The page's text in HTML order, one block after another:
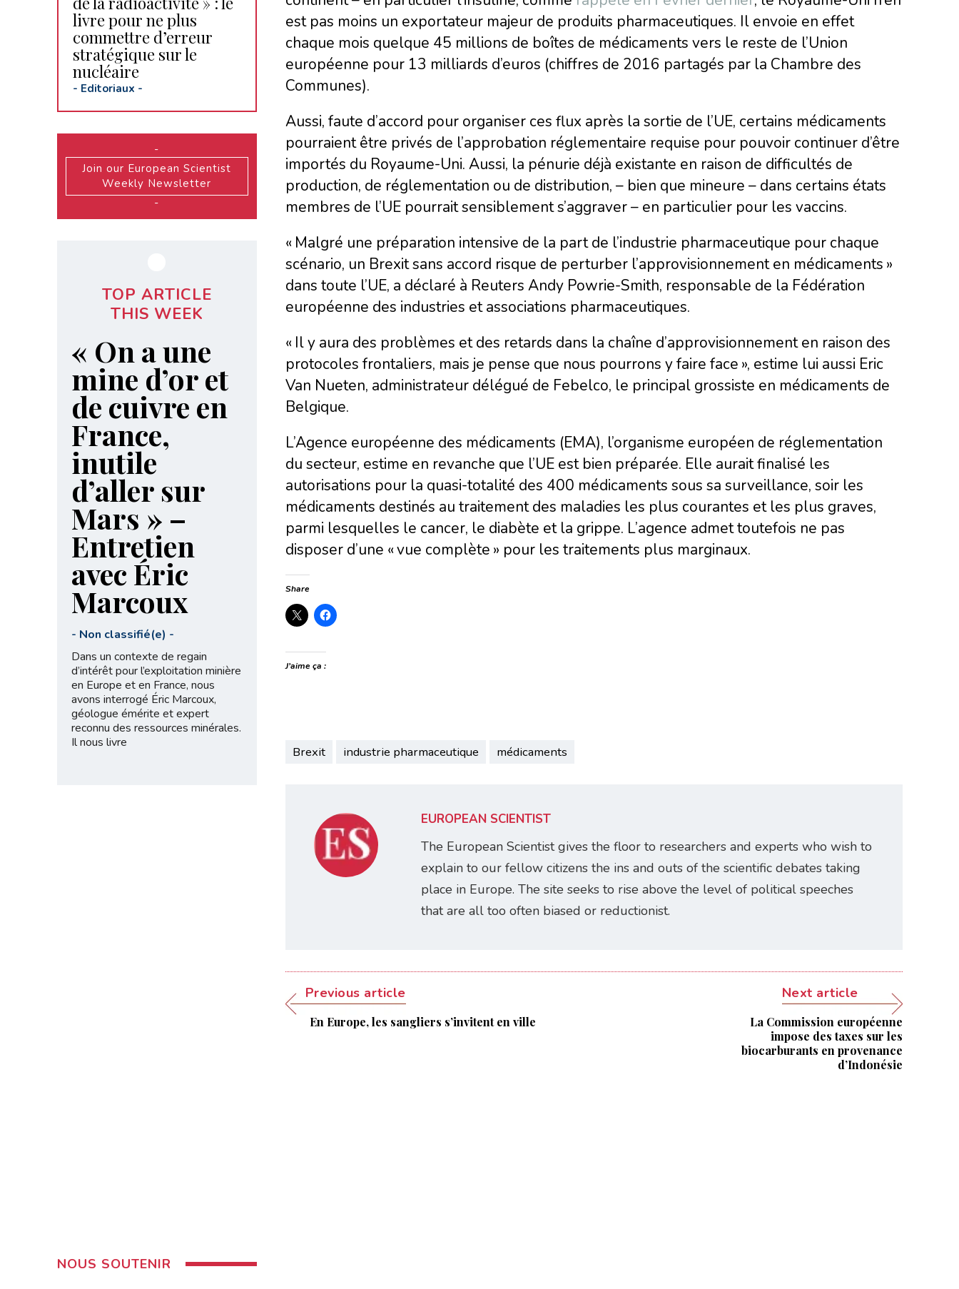
est pas moins un exportateur majeur de produits pharmaceutiques. Il envoie en effet
chaque mois quelque 45 millions de boîtes de médicaments vers le reste de l’Union
européenne pour 13 milliards d’euros (chiffres de 2016 partagés par la Chambre des
Communes).
Aussi, faute d’accord pour organiser ces flux après la sortie de l’UE, certains médicaments
pourraient être privés de l’approbation réglementaire requise pour pouvoir continuer d’être
importés du Royaume-Uni. Aussi, la pénurie déjà existante en raison de difficultés de
production, de réglementation ou de distribution, – bien que mineure – dans certains états
membres de l’UE pourrait sensiblement s’aggraver – en particulier pour les vaccins.
« Malgré une préparation intensive de la part de l’industrie pharmaceutique pour chaque
scénario, un Brexit sans accord risque de perturber l’approvisionnement en médicaments »
dans toute l’UE, a déclaré à Reuters Andy Powrie-Smith, responsable de la Fédération
européenne des industries et associations pharmaceutiques.
« Il y aura des problèmes et des retards dans la chaîne d’approvisionnement en raison des
protocoles frontaliers, mais je pense que nous pourrons y faire face », estime lui aussi Eric
Van Nueten, administrateur délégué de Febelco, le principal grossiste en médicaments de
Belgique.
L’Agence européenne des médicaments (EMA), l’organisme européen de réglementation
du secteur, estime en revanche que l’UE est bien préparée. Elle aurait finalisé les
autorisations pour la quasi-totalité des 400 médicaments sous sa surveillance, soir les
médicaments destinés au traitement des maladies les plus courantes et les plus graves,
parmi lesquelles le cancer, le diabète et la grippe. L’agence admet toutefois ne pas
disposer d’une « vue complète » pour les traitements plus marginaux.
Share
J’aime ça :
Brexit industrie pharmaceutique médicaments
EUROPEAN SCIENTIST
The European Scientist gives the floor to researchers and experts who wish to
explain to our fellow citizens the ins and outs of the scientific debates taking
place in Europe. The site seeks to rise above the level of political speeches
that are all too often biased or reductionist.
Previous article
En Europe, les sangliers s’invitent en ville
Next article
La Commission européenne
impose des taxes sur les
biocarburants en provenance
d’Indonésie
livre pour ne plus
commettre d’erreur
stratégique sur le
nucléaire
- Editoriaux -
-
Join our European Scientist
Weekly Newsletter
-
TOP ARTICLE
THIS WEEK
« On a une
mine d’or et
de cuivre en
France,
inutile
d’aller sur
Mars » –
Entretien
avec Éric
Marcoux
- Non classifié(e) -
Dans un contexte de regain
d’intérêt pour l’exploitation minière
en Europe et en France, nous
avons interrogé Éric Marcoux,
géologue émérite et expert
reconnu des ressources minérales.
Il nous livre
NOUS SOUTENIR